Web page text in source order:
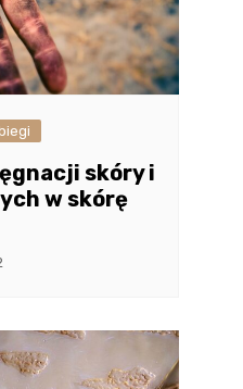
skóry i
w skórę